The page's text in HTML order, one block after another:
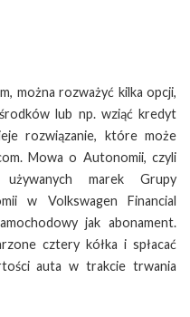
można rozważyć kilka opcji,
lub np. wziąć kredyt
rozwiązanie, które może
Mowa o Autonomii, czyli
marek Grupy
w Volkswagen Financial
jak abonament.
cztery kółka i spłacać
auta w trakcie trwania